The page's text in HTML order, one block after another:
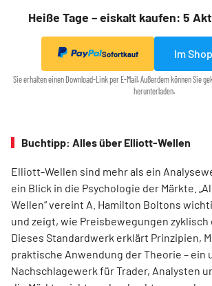
Heiße Tage – eiskalt kaufen: 5
Sofortkauf Im
Sie erhalten einen Download-Link per E-Mail. Außerdem können Sie
herunterladen.
Buchtipp: Alles über Elliott-Wellen
Elliott-Wellen sind mehr als ein
ein Blick in die Psychologie der Märkte.
Wellen“ vereint A. Hamilton Boltons
und zeigt, wie Preisbewegungen zyklisch
Dieses Standardwerk erklärt Prinzipien,
praktische Anwendung der Theorie – ein
Nachschlagewerk für Trader, Analysten